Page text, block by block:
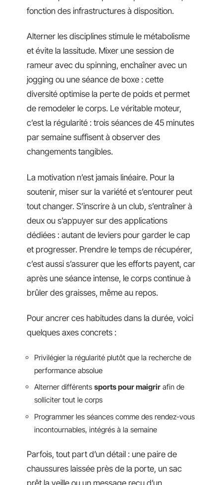
fonction des infrastructures à disposition.
Alterner les disciplines stimule le métabolisme
et évite la lassitude. Mixer une session de
rameur avec du spinning, enchaîner avec un
jogging ou une séance de boxe : cette
diversité optimise la perte de poids et permet
de remodeler le corps. Le véritable moteur,
c’est la régularité : trois séances de 45 minutes
par semaine suffisent à observer des
changements tangibles.
La motivation n’est jamais linéaire. Pour la
soutenir, miser sur la variété et s’entourer peut
tout changer. S’inscrire à un club, s’entraîner à
deux ou s’appuyer sur des applications
dédiées : autant de leviers pour garder le cap
et progresser. Prendre le temps de récupérer,
c’est aussi s’assurer que les efforts payent, car
après une séance intense, le corps continue à
brûler des graisses, même au repos.
Pour ancrer ces habitudes dans la durée, voici
quelques axes concrets :
Privilégier la régularité plutôt que la recherche de
performance absolue
Alterner différents sports pour maigrir afin de
solliciter tout le corps
Programmer les séances comme des rendez-vous
incontournables, intégrés à la semaine
Parfois, tout part d’un détail : une paire de
chaussures laissée près de la porte, un sac
prêt la veille ou un message reçu d’un